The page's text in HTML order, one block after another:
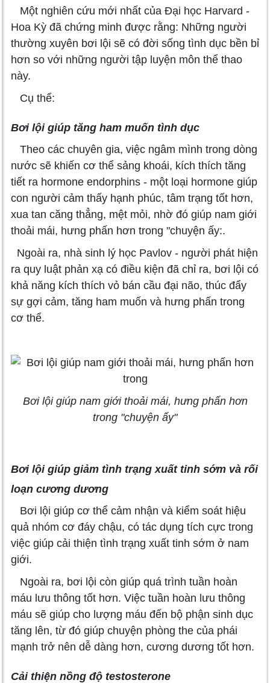
Một nghiên cứu mới nhất của Đại học Harvard -
Hoa Kỳ đã chứng minh được rằng: Những người
thường xuyên bơi lội sẽ có đời sống tình dục bền bỉ
hơn so với những người tập luyện môn thể thao
này.
Cụ thể:
Bơi lội giúp tăng ham muốn tình dục
Theo các chuyên gia, việc ngâm mình trong dòng
nước sẽ khiến cơ thể sảng khoái, kích thích tăng
tiết ra hormone endorphins - một loại hormone giúp
con người cảm thấy hạnh phúc, tâm trạng tốt hơn,
xua tan căng thẳng, mệt mỏi, nhờ đó giúp nam giới
thoải mái, hưng phấn hơn trong "chuyện ấy:.
Ngoài ra, nhà sinh lý học Pavlov - người phát hiện
ra quy luật phản xạ có điều kiện đã chỉ ra, bơi lội có
khả năng kích thích vỏ bán cầu đại não, thúc đẩy
sự gợi cảm, tăng ham muốn và hưng phấn trong
cơ thể.
Bơi lội giúp nam giới thoải mái, hưng phấn hơn
trong "chuyện ấy"
Bơi lội giúp giảm tình trạng xuất tinh sớm và rối
loạn cương dương
Bơi lội giúp cơ thể cảm nhận và kiểm soát hiệu
quả nhóm cơ đáy chậu, có tác dụng tích cực trong
việc giúp cải thiện tình trạng xuất tinh sớm ở nam
giới.
Ngoài ra, bơi lội còn giúp quá trình tuần hoàn
máu lưu thông tốt hơn. Việc tuần hoàn lưu thông
máu sẽ giúp cho lượng máu đến bộ phận sinh dục
tăng lên, từ đó giúp chuyện phòng the của phái
mạnh trở nên dễ dàng hơn, cương dương tốt hơn.
Cải thiện nồng độ testosterone